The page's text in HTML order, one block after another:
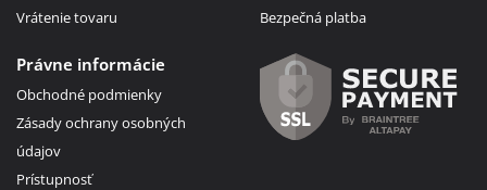
Vrátenie tovaru
Bezpečná platba
Právne informácie
Obchodné podmienky
Zásady ochrany osobných
údajov
Prístupnosť